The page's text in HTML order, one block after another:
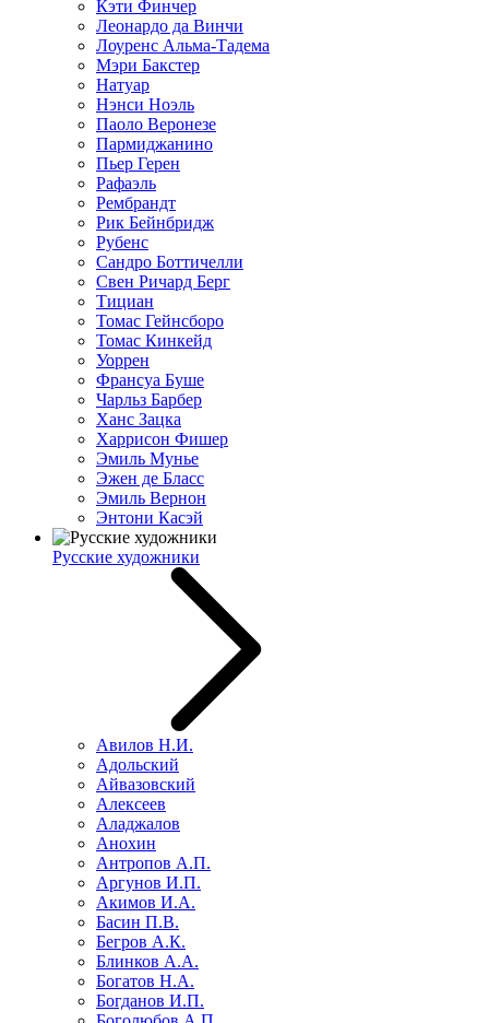
Кэти Финчер
Леонардо да Винчи
Лоуренс Альма-Тадема
Мэри Бакстер
Натуар
Нэнси Ноэль
Паоло Веронезе
Пармиджанино
Пьер Герен
Рафаэль
Рембрандт
Рик Бейнбридж
Рубенс
Сандро Боттичелли
Свен Ричард Берг
Тициан
Томас Гейнсборо
Томас Кинкейд
Уоррен
Франсуа Буше
Чарльз Барбер
Ханс Зацка
Харрисон Фишер
Эмиль Мунье
Эжен де Бласс
Эмиль Вернон
Энтони Касэй
Русские художники
Авилов Н.И.
Адольский
Айвазовский
Алексеев
Аладжалов
Анохин
Антропов А.П.
Аргунов И.П.
Акимов И.А.
Басин П.В.
Бегров А.К.
Блинков А.А.
Богатов Н.А.
Богданов И.П.